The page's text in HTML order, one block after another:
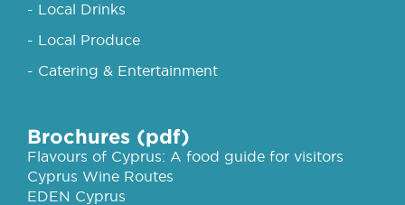
- Local Drinks
- Local Produce
- Catering & Entertainment
Brochures (pdf)
Flavours of Cyprus: A food guide for visitors
Cyprus Wine Routes
EDEN Cyprus